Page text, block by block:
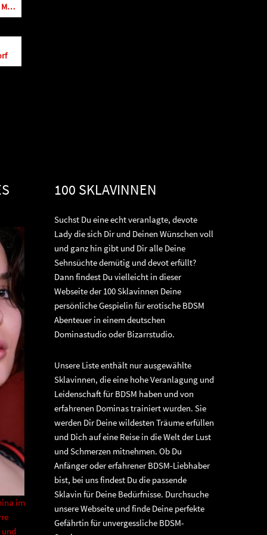
Domina Lady Ava im Studio Mabella in Mettmann
im
100 SKLAVINNEN
Suchst Du eine echt veranlagte, devote
Lady die sich Dir und Deinen Wünschen voll
und ganz hin gibt und Dir alle Deine
Sehnsüchte demütig und devot erfüllt?
Dann findest Du vielleicht in dieser
Webseite der 100 Sklavinnen Deine
persönliche Gespielin für erotische BDSM
Abenteuer in einem deutschen
Dominastudio oder Bizarrstudio.
Unsere Liste enthält nur ausgewählte
Sklavinnen, die eine hohe Veranlagung und
Leidenschaft für BDSM haben und von
erfahrenen Dominas trainiert wurden. Sie
werden Dir Deine wildesten Träume erfüllen
und Dich auf eine Reise in die Welt der Lust
und Schmerzen mitnehmen. Ob Du
Anfänger oder erfahrener BDSM-Liebhaber
bist, bei uns findest Du die passende
Sklavin für Deine Bedürfnisse. Durchsuche
unsere Webseite und finde Deine perfekte
Gefährtin für unvergessliche BDSM-